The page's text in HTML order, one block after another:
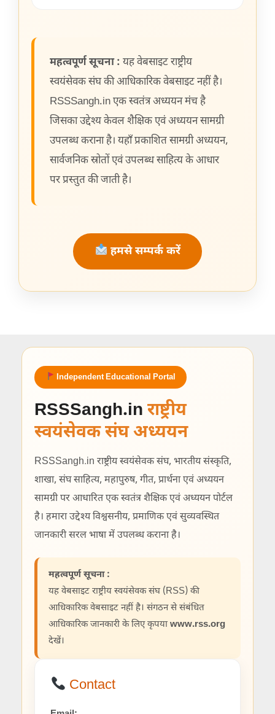
महत्वपूर्ण सूचना : यह वेबसाइट राष्ट्रीय
स्वयंसेवक संघ की आधिकारिक वेबसाइट नहीं है।
RSSSangh.in एक स्वतंत्र अध्ययन मंच है
जिसका उद्देश्य केवल शैक्षिक एवं अध्ययन सामग्री
उपलब्ध कराना है। यहाँ प्रकाशित सामग्री अध्ययन,
सार्वजनिक स्रोतों एवं उपलब्ध साहित्य के आधार
पर प्रस्तुत की जाती है।
हमसे सम्पर्क करें
Independent Educational Portal
RSSSangh.in राष्ट्रीय
स्वयंसेवक संघ अध्ययन
RSSSangh.in राष्ट्रीय स्वयंसेवक संघ, भारतीय संस्कृति,
शाखा, संघ साहित्य, महापुरुष, गीत, प्रार्थना एवं अध्ययन
सामग्री पर आधारित एक स्वतंत्र शैक्षिक एवं अध्ययन पोर्टल
है। हमारा उद्देश्य विश्वसनीय, प्रमाणिक एवं सुव्यवस्थित
जानकारी सरल भाषा में उपलब्ध कराना है।
महत्वपूर्ण सूचना :
यह वेबसाइट राष्ट्रीय स्वयंसेवक संघ (RSS) की
आधिकारिक वेबसाइट नहीं है। संगठन से संबंधित
आधिकारिक जानकारी के लिए कृपया www.rss.org
देखें।
Contact